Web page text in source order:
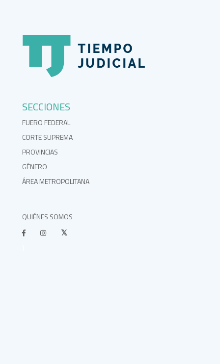
SECCIONES
FUERO FEDERAL
CORTE SUPREMA
PROVINCIAS
GÉNERO
ÁREA METROPOLITANA
QUIÉNES SOMOS